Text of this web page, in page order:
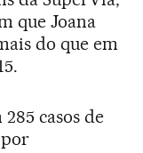
que Joana
do que em
casos de